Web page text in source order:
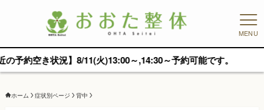
MENU
11(火)13:00～,14:30～予約可能です。
ホーム 症状別ページ 背中